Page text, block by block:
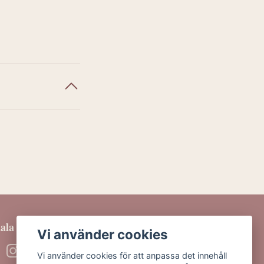
medierVi använder cookies
Vi använder cookies för att anpassa det innehåll